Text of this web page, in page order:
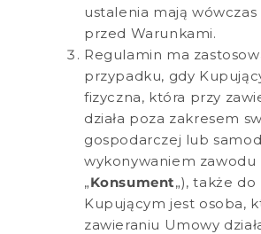
ustalenia mają
przed Warunkami.
Regulamin ma
przypadku, gdy
fizyczna, która przy
działa poza zakresem
gospodarczej lub
wykonywaniem zawodu
„Konsument„), także
Kupującym jest osoba,
zawieraniu Umowy